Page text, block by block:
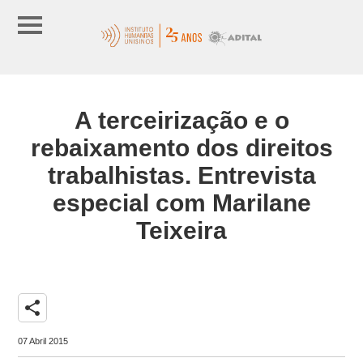
A terceirização e o
rebaixamento dos direitos
trabalhistas. Entrevista
especial com Marilane
Teixeira
share
07 Abril 2015